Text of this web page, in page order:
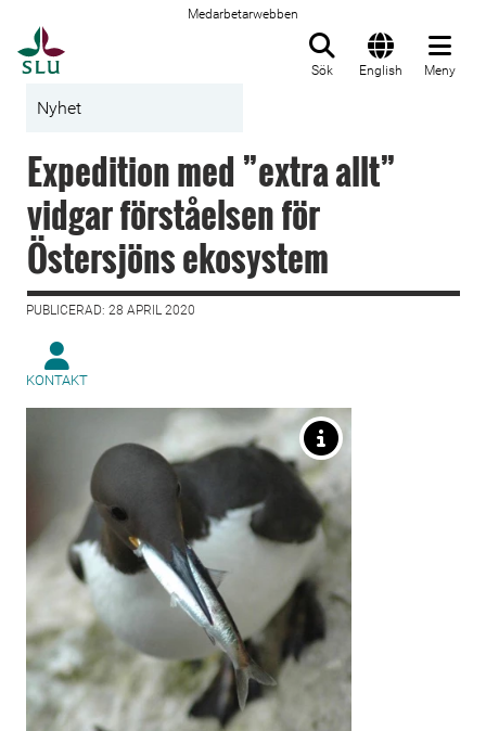
Medarbetarwebben
Sök English Meny
Nyhet
Expedition med ”extra allt”
vidgar förståelsen för
Östersjöns ekosystem
PUBLICERAD: 28 APRIL 2020
KONTAKT